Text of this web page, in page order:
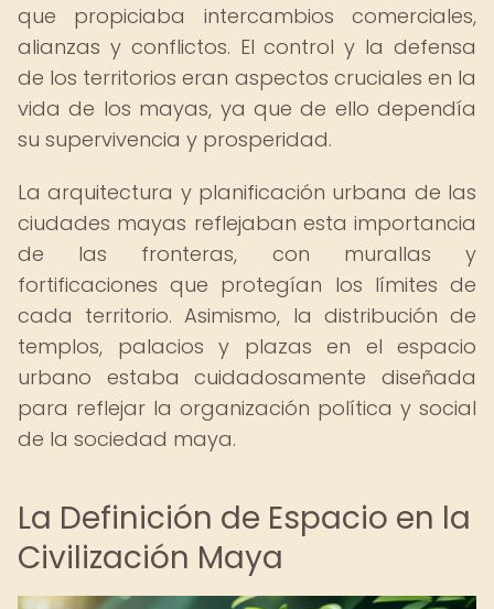
que propiciaba intercambios comerciales,
alianzas y conflictos. El control y la defensa
de los territorios eran aspectos cruciales en la
vida de los mayas, ya que de ello dependía
su supervivencia y prosperidad.
La arquitectura y planificación urbana de las
ciudades mayas reflejaban esta importancia
de las fronteras, con murallas y
fortificaciones que protegían los límites de
cada territorio. Asimismo, la distribución de
templos, palacios y plazas en el espacio
urbano estaba cuidadosamente diseñada
para reflejar la organización política y social
de la sociedad maya.
La Definición de Espacio en la
Civilización Maya